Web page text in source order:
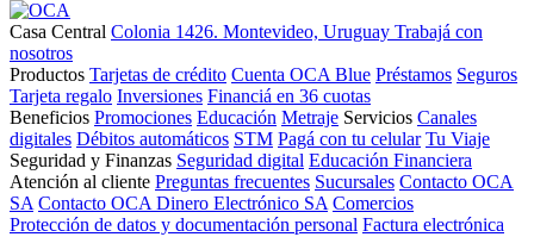
Casa Central Colonia 1426. Montevideo, Uruguay Trabajá con
nosotros
Productos Tarjetas de crédito Cuenta OCA Blue Préstamos Seguros
Tarjeta regalo Inversiones Financiá en 36 cuotas
Beneficios Promociones Educación Metraje Servicios Canales
digitales Débitos automáticos STM Pagá con tu celular Tu Viaje
Seguridad y Finanzas Seguridad digital Educación Financiera
Atención al cliente Preguntas frecuentes Sucursales Contacto OCA
SA Contacto OCA Dinero Electrónico SA Comercios
Protección de datos y documentación personal Factura electrónica